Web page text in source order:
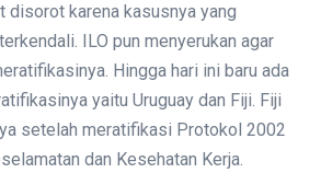
disorot karena kasusnya yang
ILO pun menyerukan agar
Hingga hari ini baru ada
yaitu Uruguay dan Fiji. Fiji
setelah meratifikasi Protokol 2002
dan Kesehatan Kerja.